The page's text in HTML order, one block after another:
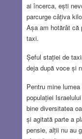
ai încerca, ești
parcurge câțiva
Așa am hotărât că
taxi.
Șeful stației de
deja după voce și
Pentru mine
populației
bine diversitatea
și agitată parte a
pensie, alții nu au